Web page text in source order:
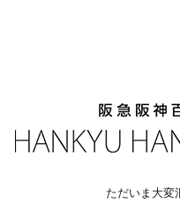
ただいま大変